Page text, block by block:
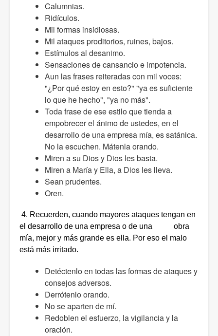
Calumnias.
Ridículos.
Mil formas insidiosas.
Mil ataques proditorios, ruines, bajos.
Estímulos al desanimo.
Sensaciones de cansancio e impotencia.
Aun las frases reiteradas con mil voces:
"¿Por qué estoy en esto?" "ya es suficiente
lo que he hecho", "ya no más".
Toda frase de ese estilo que tienda a
empobrecer el ánimo de ustedes, en el
desarrollo de una empresa mía, es satánica.
No la escuchen. Mátenla orando.
Miren a su Dios y Dios les basta.
Miren a María y Ella, a Dios les lleva.
Sean prudentes.
Oren.
4. Recuerden, cuando mayores ataques tengan en
el desarrollo de una empresa o de una obra
mía, mejor y más grande es ella. Por eso el malo
está más irritado.
Detéctenlo en todas las formas de ataques y
consejos adversos.
Derrótenlo orando.
No se aparten de mí.
Redoblen el esfuerzo, la vigilancia y la
oración.